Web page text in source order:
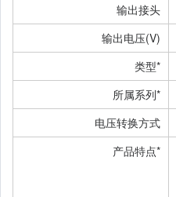
输出接头
输出电压(V)
类型*
所属系列*
电压转换方式
产品特点*